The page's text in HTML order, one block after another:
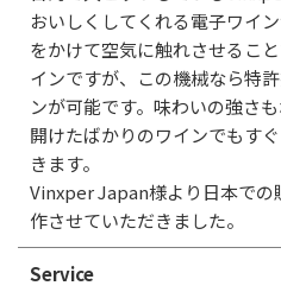
おいしくしてくれる電子ワイ
をかけて空気に触れさせるこ
インですが、この機械なら特
ンが可能です。味わいの強さ
開けたばかりのワインでもす
きます。
Vinxper Japan様より日本での
作させていただきました。
Service